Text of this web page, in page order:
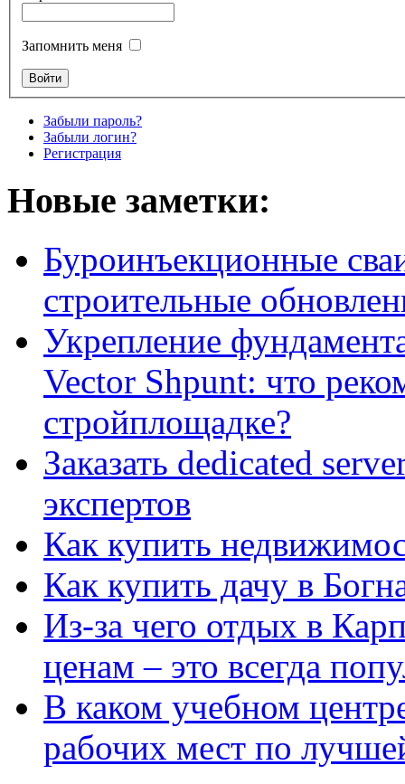
Запомнить меня
Забыли пароль?
Забыли логин?
Регистрация
Новые заметки:
Буроинъекционные
строительные
Укрепление
Vector Shpunt: что
стройплощадке?
Заказать dedicated
экспертов
Как купить
Как купить дачу в
Из-за чего отдых в
ценам – это всегда
В каком учебном
рабочих мест по